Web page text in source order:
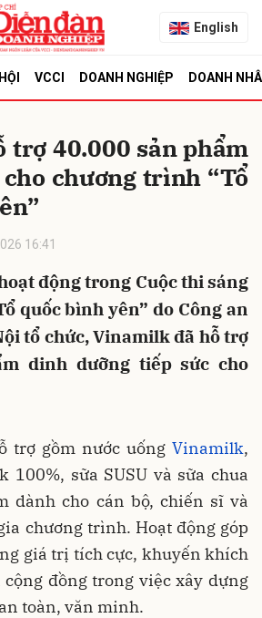
English
VCCI DOANH NGHIỆP DOANH
trợ 40.000 sản phẩm
chương trình “Tổ
16:41
động trong Cuộc thi sáng
quốc bình yên” do Công an
tổ chức, Vinamilk đã hỗ trợ
dinh dưỡng tiếp sức cho
trợ gồm nước uống Vinamilk,
100%, sữa SUSU và sữa chua
dành cho cán bộ, chiến sĩ và
chương trình. Hoạt động góp
giá trị tích cực, khuyến khích
cộng đồng trong việc xây dựng
toàn, văn minh.
Hủy